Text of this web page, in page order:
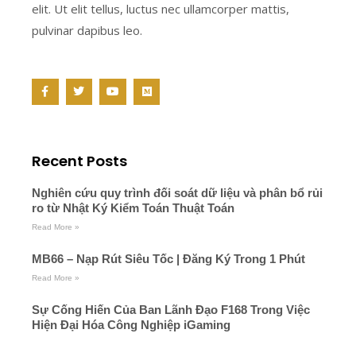
elit. Ut elit tellus, luctus nec ullamcorper mattis,
pulvinar dapibus leo.
F
a
c
k
T
w
i
Y
o
u
M
e
d
Recent Posts
Nghiên cứu quy trình đối soát dữ liệu và phân bổ rủi
ro từ Nhật Ký Kiểm Toán Thuật Toán
Read More »
MB66 – Nạp Rút Siêu Tốc | Đăng Ký Trong 1 Phút
Read More »
Sự Cống Hiến Của Ban Lãnh Đạo F168 Trong Việc
Hiện Đại Hóa Công Nghiệp iGaming